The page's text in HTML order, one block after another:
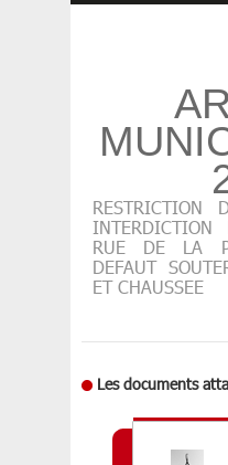
RESTRICTION
INTERDICTION
RUE DE LA
DEFAUT
ET CHAUSSEE
Les documents